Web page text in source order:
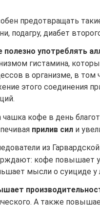
предотвращать
подагру, диабет
полезно употреблять
гистамина,
в организме, в том
этого соединения
чашка кофе в день
прилив сил и
из
кофе повышает
мысли о суициде у
А также